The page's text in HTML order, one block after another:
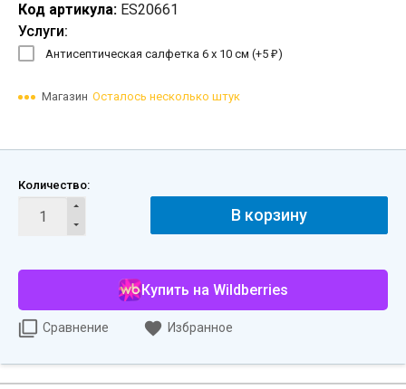
Код артикула: ES20661
Услуги:
Антисептическая салфетка 6 х 10 см (+5 ₽)
Магазин Осталось несколько штук
Количество:
В корзину
Купить на Wildberries
Сравнение Избранное